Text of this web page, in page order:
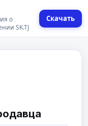
о
SK.TJ
Скачать